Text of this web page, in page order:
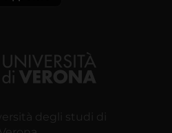
degli studi di